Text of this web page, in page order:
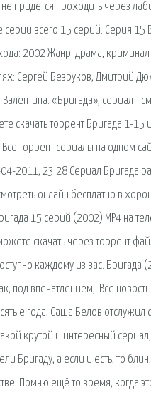
придется проходить через
серии всего 15 серий. Серия
2002 Жанр: драма,
Сергей Безруков, Дмитрий
«Бригада», сериал -
скачать торрент Бригада 1-
торрент сериалы на одном
2011, 23:28 Сериал Бригада
онлайн бесплатно в
15 серий (2002) MP4 на
скачать через торрент
каждому из вас.
под впечатлением,. Все
года, Саша Белов
крутой и интересный
Бригаду, а если и есть, то
Помню ещё то время, когда